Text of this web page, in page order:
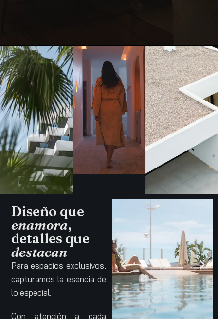
Diseño que
enamora,
detalles que
destacan
Para espacios exclusivos,
capturamos la esencia de
lo especial.
Con atención a cada